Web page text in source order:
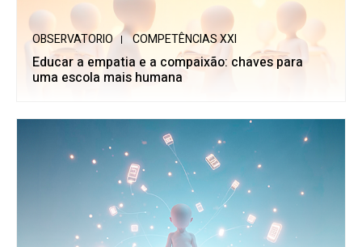
OBSERVATORIO COMPETÊNCIAS XXI
Educar a empatia e a compaixão: chaves para
uma escola mais humana